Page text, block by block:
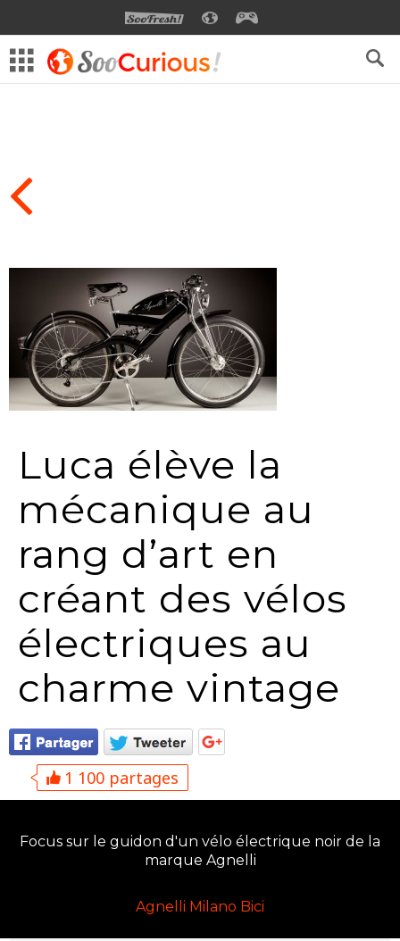
SOOFRESHSOOCURIOUS
Luca élève la
mécanique au
rang d’art en
créant des vélos
électriques au
charme vintage
1 100 partages
Focus sur le guidon d'un vélo électrique noir de la
marque Agnelli
Agnelli Milano Bici